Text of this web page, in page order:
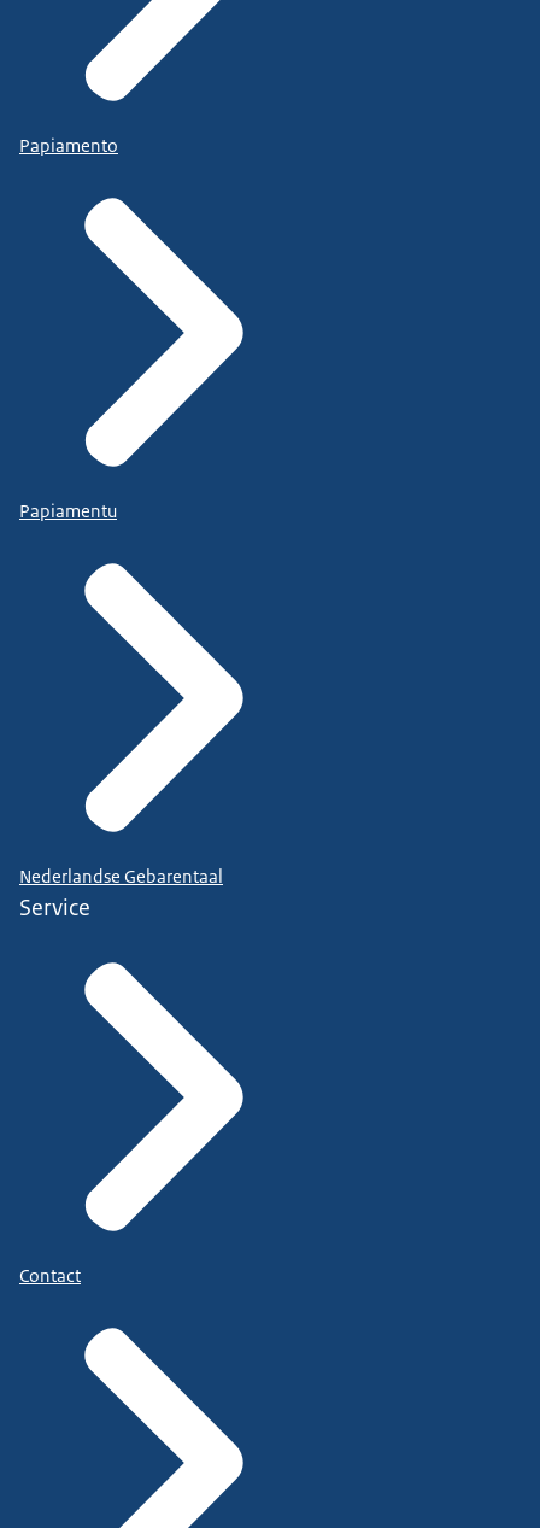
Papiamento
Papiamentu
Nederlandse Gebarentaal
Service
Contact